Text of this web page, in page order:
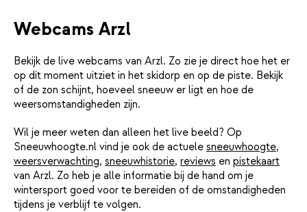
Webcams Arzl
Bekijk de live webcams van Arzl. Zo zie je direct hoe het er
op dit moment uitziet in het skidorp en op de piste. Bekijk
of de zon schijnt, hoeveel sneeuw er ligt en hoe de
weersomstandigheden zijn.
Wil je meer weten dan alleen het live beeld? Op
Sneeuwhoogte.nl vind je ook de actuele sneeuwhoogte,
weersverwachting, sneeuwhistorie, reviews en pistekaart
van Arzl. Zo heb je alle informatie bij de hand om je
wintersport goed voor te bereiden of de omstandigheden
tijdens je verblijf te volgen.